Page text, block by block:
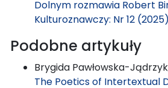
Dolnym rozmawia Robert
Kulturoznawczy: Nr 12 (2025)
Podobne artykuły
Brygida Pawłowska-
The Poetics of Intertextual